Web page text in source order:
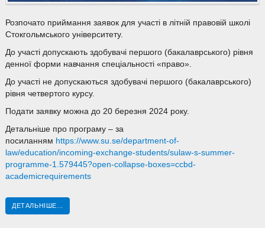
Розпочато приймання заявок для участі в літній правовій школі
Стокгольмського університету.
До участі допускають здобувачі першого (бакалаврського) рівня
денної форми навчання спеціальності «право».
До участі не допускаються здобувачі першого (бакалаврського)
рівня четвертого курсу.
Подати заявку можна до 20 березня 2024 року.
Детальніше про програму – за
посиланням https://www.su.se/department-of-
law/education/incoming-exchange-students/sulaw-s-summer-
programme-1.579445?open-collapse-boxes=ccbd-
academicrequirements
ДЕТАЛЬНІШЕ...